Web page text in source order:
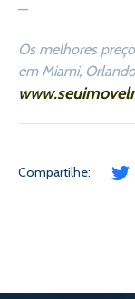
—
Os melhores
em Miami,
www.
Compartilhe: